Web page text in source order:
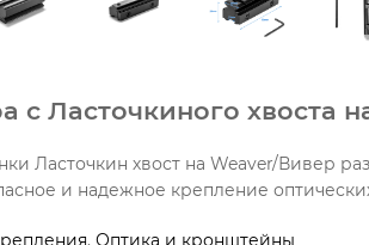
с Ласточкиного хвоста
Ласточкин хвост на Weaver/Вивер
и надежное крепление
, Оптика и кронштейны